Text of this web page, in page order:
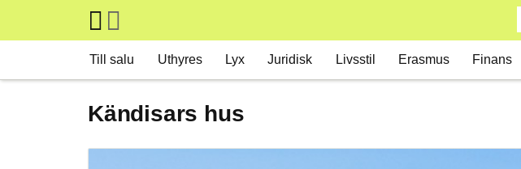
Skip to main content
Till salu Uthyres Lyx Juridisk Livsstil Erasmus Finans
Kändisars hus